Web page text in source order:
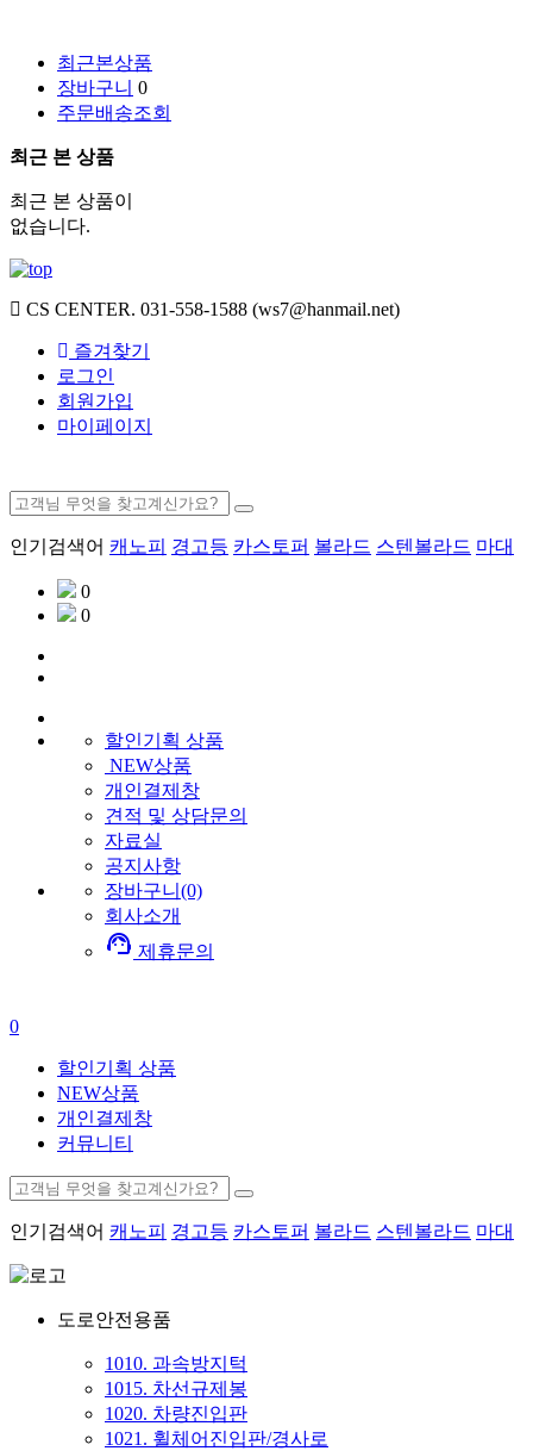
최근본상품
장바구니 0
주문배송조회
최근 본 상품
최근 본 상품이
없습니다.
CS CENTER. 031-558-1588 (ws7@hanmail.net)
즐겨찾기
로그인
회원가입
마이페이지
인기검색어 캐노피 경고등 카스토퍼 볼라드 스텐볼라드 마대
0
0
할인기획 상품
NEW상품
개인결제창
견적 및 상담문의
자료실
공지사항
장바구니(0)
회사소개
support_agent 제휴문의
0
할인기획 상품
NEW상품
개인결제창
커뮤니티
인기검색어 캐노피 경고등 카스토퍼 볼라드 스텐볼라드 마대
도로안전용품
1010. 과속방지턱
1015. 차선규제봉
1020. 차량진입판
1021. 휠체어진입판/경사로